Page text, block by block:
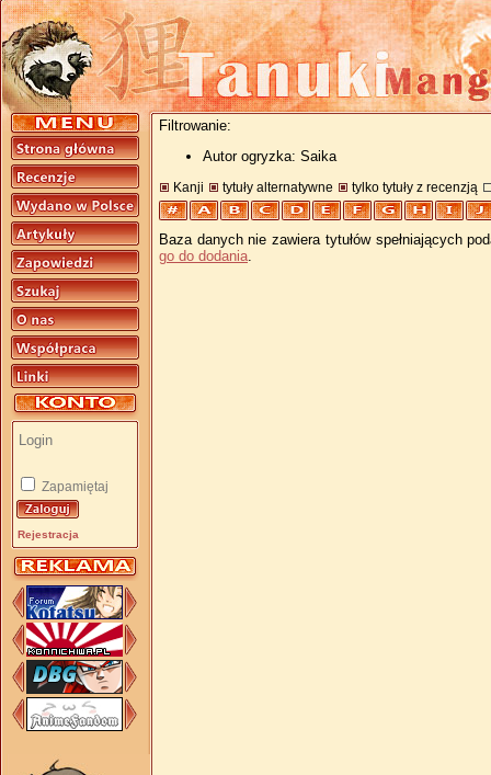
Zapamiętaj
Rejestracja
Filtrowanie:
Autor ogryzka: Saika
Kanji tytuły alternatywne tylko tytuły z recenzją
Baza danych nie zawiera tytułów spełniających
go do dodania.